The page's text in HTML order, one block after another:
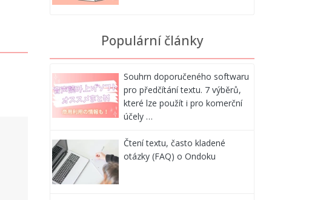
Populární články
Souhrn doporučeného softwaru
pro předčítání textu. 7 výběrů,
které lze použít i pro komerční
účely …
Čtení textu, často kladené
otázky (FAQ) o Ondoku